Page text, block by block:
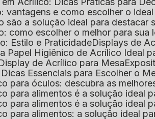
vantagens e como escolher o ideal
são a solução ideal para
como escolher o melhor para
Estilo e Praticidade
Displays de
Papel Higiênico de Acrílico Ideal
de Acrílico para Mesa
Dicas Essenciais para Escolher o
para óculos: descubra as
para alimentos é a solução
para alimentos é a solução ideal
para alimentos: a solução ideal